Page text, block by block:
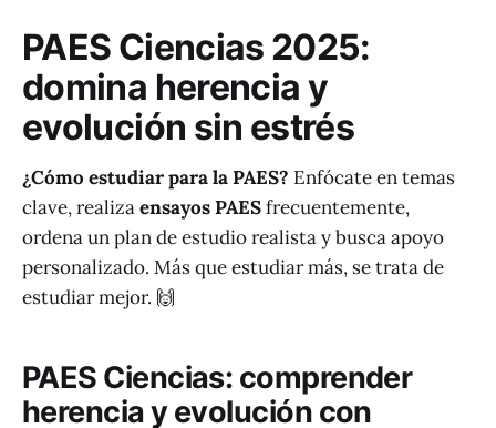
PAES Ciencias 2025:
domina herencia y
evolución sin estrés
¿Cómo estudiar para la PAES? Enfócate en temas
clave, realizaensayos PAESfrecuentemente,
ordena un plan de estudio realista y busca apoyo
personalizado. Más que estudiar más, se trata de
estudiar mejor. 🙌
PAES Ciencias: comprender
herencia y evolución con